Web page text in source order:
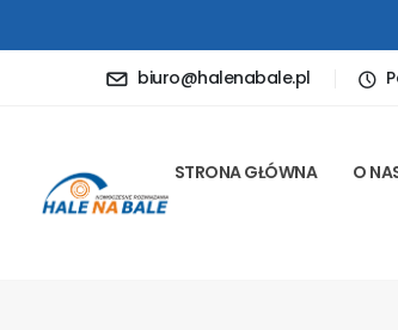
biuro@halenabale.pl
STRONA GŁÓWNA O